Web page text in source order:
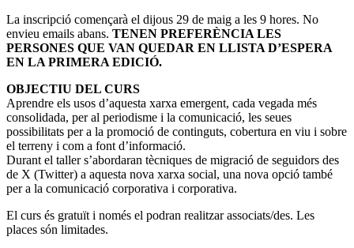
La inscripció començarà el dijous 29 de maig a les 9 hores. No
envieu emails abans. TENEN PREFERÈNCIA LES
PERSONES QUE VAN QUEDAR EN LLISTA D’ESPERA
EN LA PRIMERA EDICIÓ.
OBJECTIU DEL CURS
Aprendre els usos d’aquesta xarxa emergent, cada vegada més
consolidada, per al periodisme i la comunicació, les seues
possibilitats per a la promoció de continguts, cobertura en viu i sobre
el terreny i com a font d’informació.
Durant el taller s’abordaran tècniques de migració de seguidors des
de X (Twitter) a aquesta nova xarxa social, una nova opció també
per a la comunicació corporativa i corporativa.
El curs és gratuït i només el podran realitzar associats/des. Les
places són limitades.